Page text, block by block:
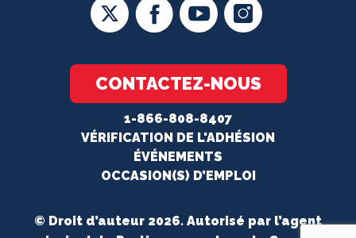
CONTACTEZ-NOUS
1-866-808-8407
VÉRIFICATION DE L'ADHÉSION
ÉVÉNEMENTS
OCCASION(S) D’EMPLOI
© Droit d’auteur 2026. Autorisé par l’agent